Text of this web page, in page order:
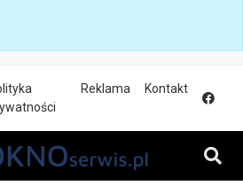
Reklama Kontakt